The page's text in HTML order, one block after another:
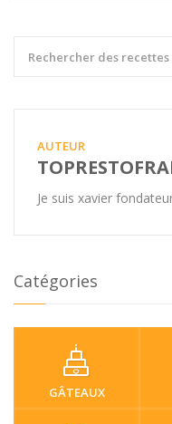
AUTEUR
Je suis xavier
Catégories
GÂTEAUX